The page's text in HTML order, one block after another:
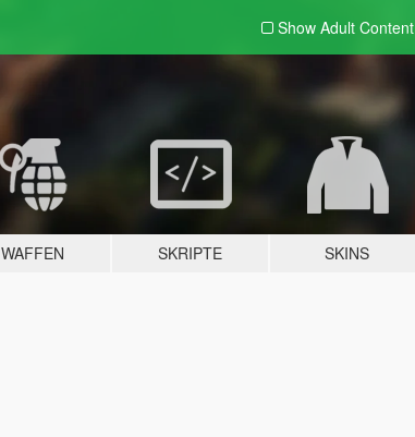
Show Adult Content
WAFFEN SKRIPTE SKINS